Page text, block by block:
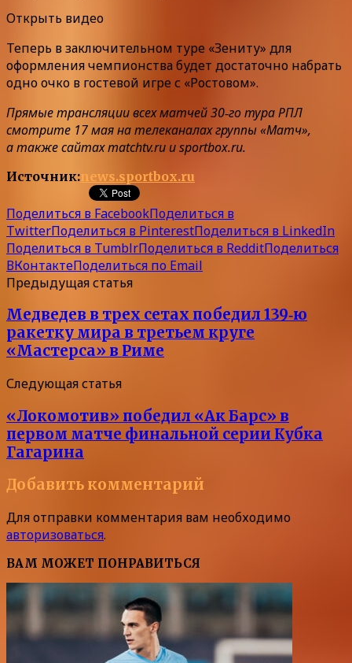
Открыть видео
Теперь в заключительном туре «Зениту» для
оформления чемпионства будет достаточно набрать
одно очко в гостевой игре с «Ростовом».
Прямые трансляции всех матчей 30‑го тура РПЛ
смотрите 17 мая на телеканалах группы «Матч»,
а также сайтах matchtv.ru и sportbox.ru.
Источник:news.sportbox.ru
Поделиться в FacebookПоделиться в
TwitterПоделиться в PinterestПоделиться в LinkedIn
Поделиться в TumblrПоделиться в RedditПоделиться
ВКонтактеПоделиться по Email
Предыдущая статья
Медведев в трех сетах победил 139‑ю
ракетку мира в третьем круге
«Мастерса» в Риме
Следующая статья
«Локомотив» победил «Ак Барс» в
первом матче финальной серии Кубка
Гагарина
Добавить комментарий
Для отправки комментария вам необходимо
авторизоваться.
ВАМ МОЖЕТ ПОНРАВИТЬСЯ